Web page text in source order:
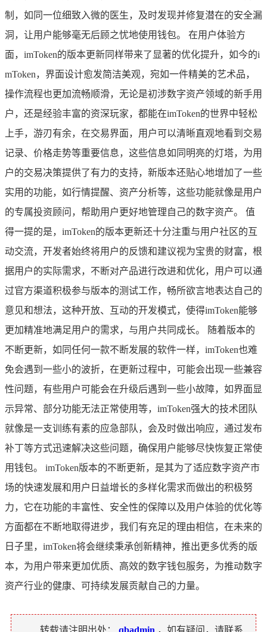
制，如同一位细致入微的医生，及时发现并修复潜在的安全漏
洞，让用户能够毫无后顾之忧地使用钱包。 在用户体验方
面，imToken的版本更新同样带来了显著的优化提升，如今的i
mToken，界面设计愈发简洁美观，宛如一件精美的艺术品，
操作流程也更加流畅顺滑，无论是初涉数字资产领域的新手用
户，还是经验丰富的资深玩家，都能在imToken的世界中轻松
上手，游刃有余，在交易界面，用户可以清晰直观地看到交易
记录、价格走势等重要信息，这些信息如同明亮的灯塔，为用
户的交易决策提供了有力的支持，新版本还贴心地增加了一些
实用的功能，如行情提醒、资产分析等，这些功能就像是用户
的专属投资顾问，帮助用户更好地管理自己的数字资产。 值
得一提的是，imToken的版本更新还十分注重与用户社区的互
动交流，开发者始终将用户的反馈和建议视为宝贵的财富，根
据用户的实际需求，不断对产品进行改进和优化，用户可以通
过官方渠道积极参与版本的测试工作，畅所欲言地表达自己的
意见和想法，这种开放、互动的开发模式，使得imToken能够
更加精准地满足用户的需求，与用户共同成长。 随着版本的
不断更新，如同任何一款不断发展的软件一样，imToken也难
免会遇到一些小的波折，在更新过程中，可能会出现一些兼容
性问题，有些用户可能会在升级后遇到一些小故障，如界面显
示异常、部分功能无法正常使用等，imToken强大的技术团队
就像是一支训练有素的应急部队，会及时做出响应，通过发布
补丁等方式迅速解决这些问题，确保用户能够尽快恢复正常使
用钱包。 imToken版本的不断更新，是其为了适应数字资产市
场的快速发展和用户日益增长的多样化需求而做出的积极努
力，它在功能的丰富性、安全性的保障以及用户体验的优化等
方面都在不断地取得进步，我们有充足的理由相信，在未来的
日子里，imToken将会继续秉承创新精神，推出更多优秀的版
本，为用户带来更加优质、高效的数字钱包服务，为推动数字
资产行业的健康、可持续发展贡献自己的力量。
转载请注明出处： qbadmin ，如有疑问，请联系